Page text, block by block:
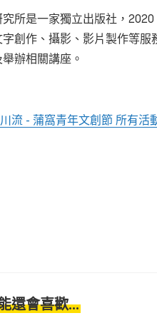
究所是一家獨立出版社，
創作、攝影、影片製作等
辦相關講座。
流 - 蒲窩青年文創節 所有活
還會喜歡...